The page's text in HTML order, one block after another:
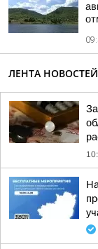
ЛЕНТА НОВОСТЕЙ